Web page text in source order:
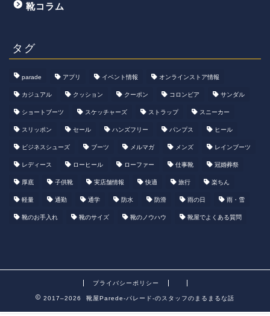
靴コラム
タグ
parade アプリ イベント情報 オンラインストア情報
カジュアル クッション クーポン コロンビア サンダル
ショートブーツ スケッチャーズ ストラップ スニーカー
スリッポン セール ハンズフリー パンプス ヒール
ビジネスシューズ ブーツ メルマガ メンズ レインブーツ
レディース ローヒール ローファー 仕事靴 冠婚葬祭
厚底 子供靴 実店舗情報 快適 旅行 楽ちん
軽量 通勤 通学 防水 防滑 雨の日 雨・雪
靴のお手入れ 靴のサイズ 靴のノウハウ 靴屋でよくある質問
プライバシーポリシー
2017–2026 靴屋Parede-パレード-のスタッフのまるまるな話